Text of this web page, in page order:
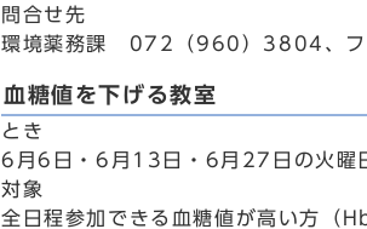
問合せ先
環境薬務課 072（960）3804、
血糖値を下げる教室
とき
6月6日・6月13日・6月27日の火曜
対象
全日程参加できる血糖値が高い方（